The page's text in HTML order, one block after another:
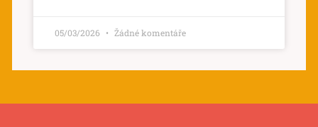
05/03/2026 Žádné komentáře